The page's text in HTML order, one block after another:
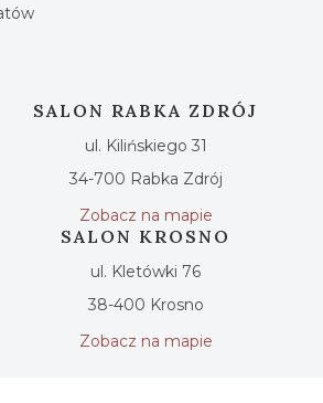
SALON RABKA ZDRÓJ
ul. Kilińskiego 31
34-700 Rabka Zdrój
Zobacz na mapie
SALON KROSNO
ul. Kletówki 76
38-400 Krosno
Zobacz na mapie